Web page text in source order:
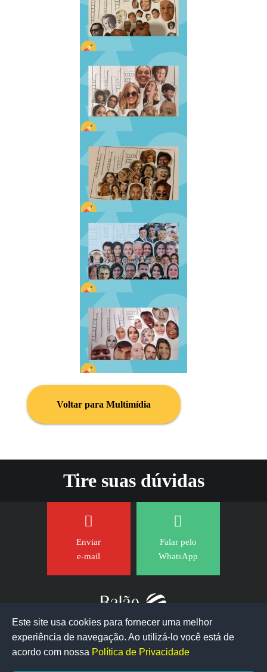
Voltar para Multimídia
Tire suas dúvidas
Enviar
e-mail
Falar pelo
WhatsApp
Este site usa cookies para fornecer uma melhor
experiência de navegação. Ao utilizá-lo você está de
acordo com nossa Política de Privacidade